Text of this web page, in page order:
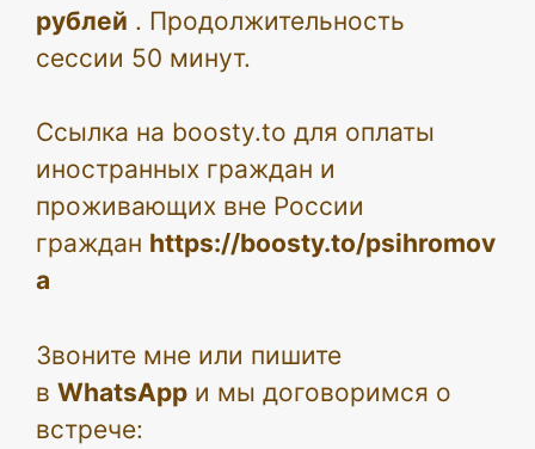
рублей . Продолжительность
сессии 50 минут.
Ссылка на boosty.to для оплаты
иностранных граждан и
проживающих вне России
граждан https://boosty.to/psihromov
a
Звоните мне или пишите
в WhatsApp и мы договоримся о
встрече: